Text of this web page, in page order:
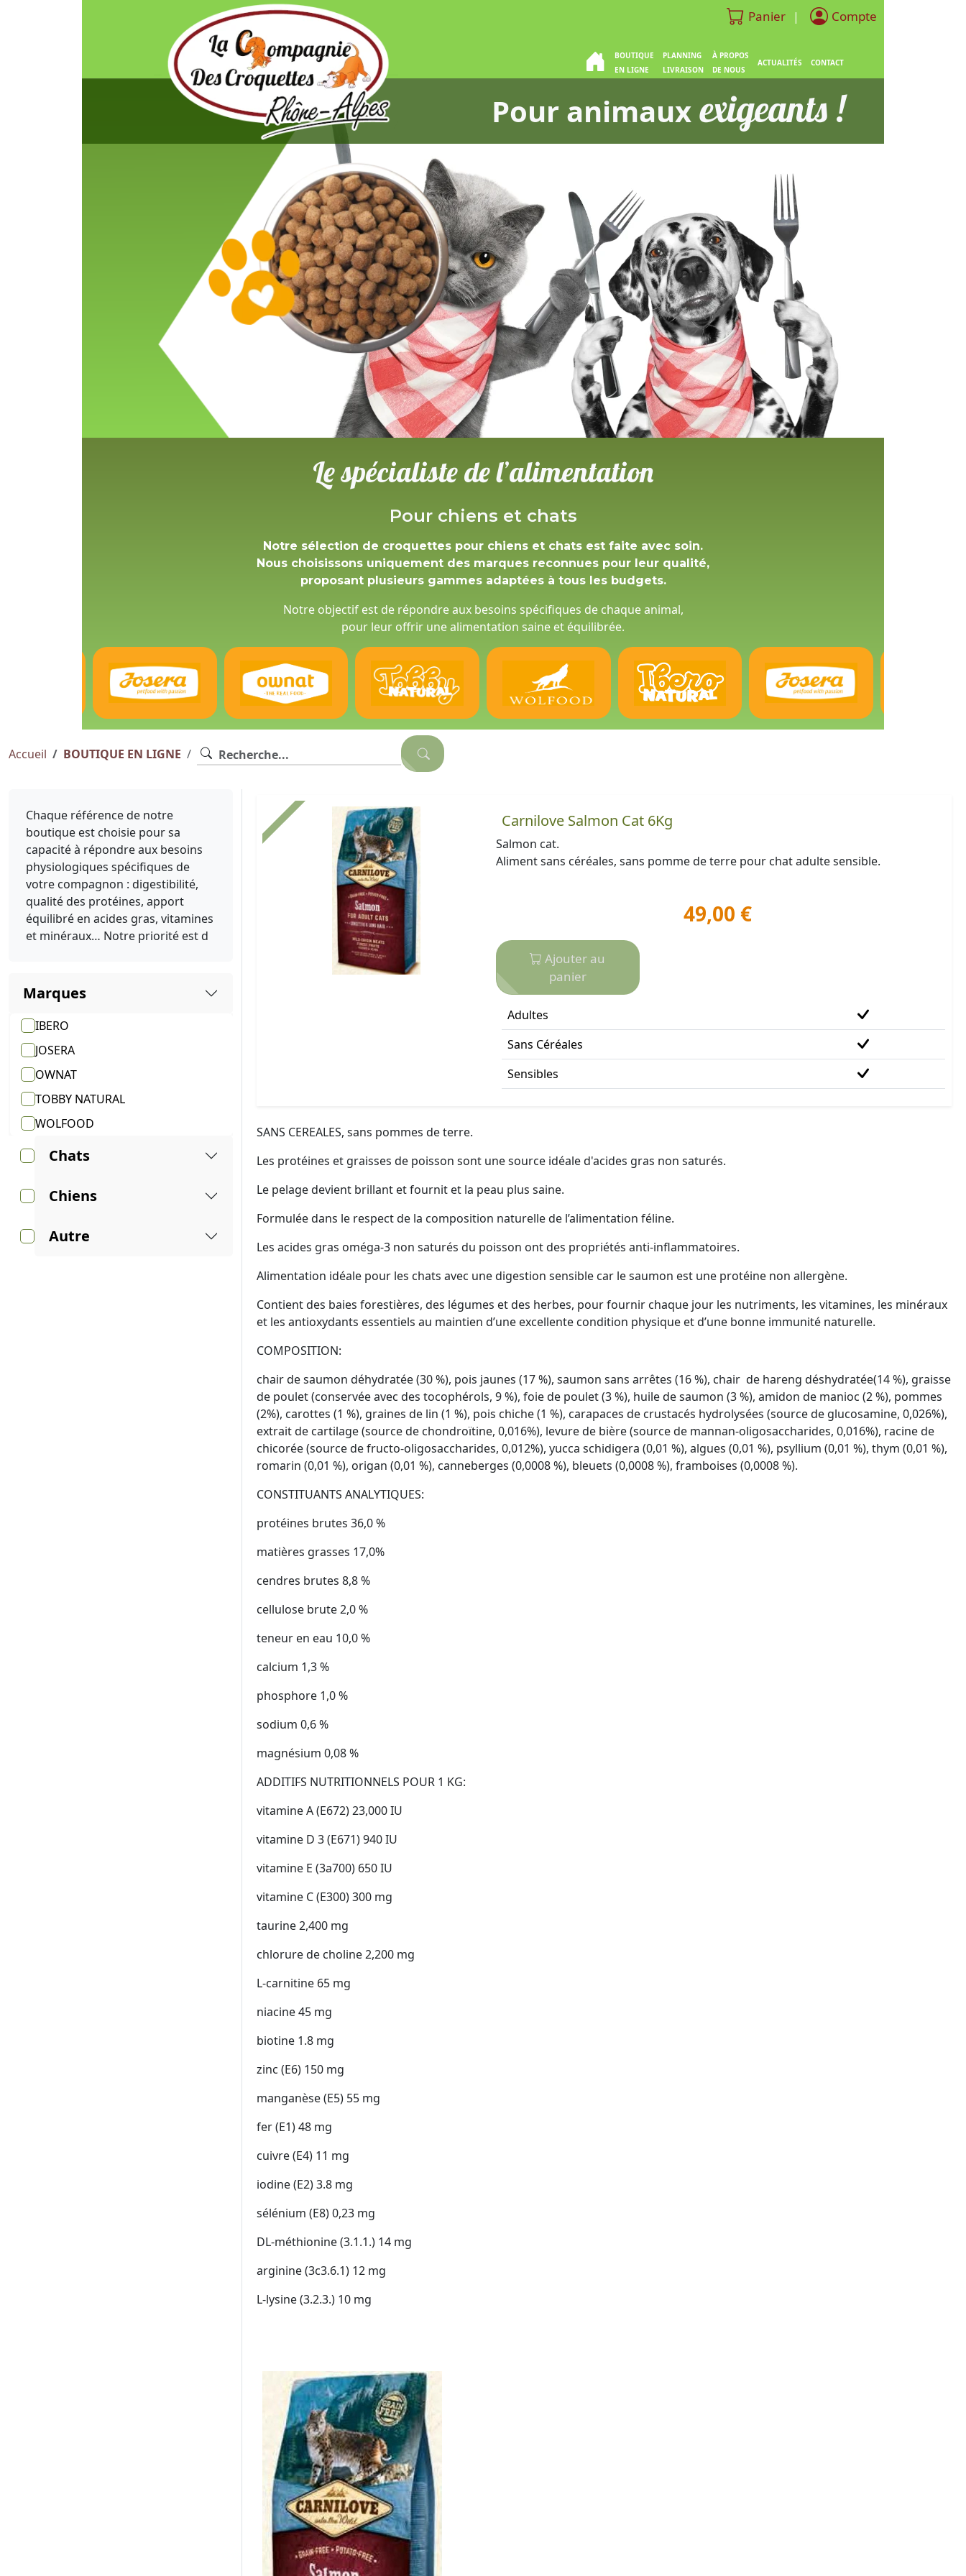
Panier | Compte
BOUTIQUE
EN LIGNE
PLANNING
LIVRAISON
À PROPOS
DE NOUS
ACTUALITÉS CONTACT
Pour animaux exigeants !
Le spécialiste de l’alimentation
Pour chiens et chats
Notre sélection de croquettes pour chiens et chats est faite avec soin.
Nous choisissons uniquement des marques reconnues pour leur qualité,
proposant plusieurs gammes adaptées à tous les budgets.
Notre objectif est de répondre aux besoins spécifiques de chaque animal,
pour leur offrir une alimentation saine et équilibrée.
Accueil BOUTIQUE EN LIGNE
Chaque référence de notre
boutique est choisie pour sa
capacité à répondre aux besoins
physiologiques spécifiques de
votre compagnon : digestibilité,
qualité des protéines, apport
équilibré en acides gras, vitamines
et minéraux… Notre priorité est d
Marques
IBERO
JOSERA
OWNAT
TOBBY NATURAL
WOLFOOD
Chats
Chiens
Autre
Carnilove Salmon Cat 6Kg
Salmon cat.
Aliment sans céréales, sans pomme de terre pour chat adulte sensible.
49,00 €
Ajouter au
panier
Adultes
Sans Céréales
Sensibles
SANS CEREALES, sans pommes de terre.
Les protéines et graisses de poisson sont une source idéale d'acides gras non saturés.
Le pelage devient brillant et fournit et la peau plus saine.
Formulée dans le respect de la composition naturelle de l’alimentation féline.
Les acides gras oméga-3 non saturés du poisson ont des propriétés anti-inﬂammatoires.
Alimentation idéale pour les chats avec une digestion sensible car le saumon est une protéine non allergène.
Contient des baies forestières, des légumes et des herbes, pour fournir chaque jour les nutriments, les vitamines, les minéraux
et les antioxydants essentiels au maintien d’une excellente condition physique et d’une bonne immunité naturelle.
COMPOSITION:
chair de saumon déhydratée (30 %), pois jaunes (17 %), saumon sans arrêtes (16 %), chair de hareng déshydratée(14 %), graisse
de poulet (conservée avec des tocophérols, 9 %), foie de poulet (3 %), huile de saumon (3 %), amidon de manioc (2 %), pommes
(2%), carottes (1 %), graines de lin (1 %), pois chiche (1 %), carapaces de crustacés hydrolysées (source de glucosamine, 0,026%),
extrait de cartilage (source de chondroïtine, 0,016%), levure de bière (source de mannan-oligosaccharides, 0,016%), racine de
chicorée (source de fructo-oligosaccharides, 0,012%), yucca schidigera (0,01 %), algues (0,01 %), psyllium (0,01 %), thym (0,01 %),
romarin (0,01 %), origan (0,01 %), canneberges (0,0008 %), bleuets (0,0008 %), framboises (0,0008 %).
CONSTITUANTS ANALYTIQUES:
protéines brutes 36,0 %
matières grasses 17,0%
cendres brutes 8,8 %
cellulose brute 2,0 %
teneur en eau 10,0 %
calcium 1,3 %
phosphore 1,0 %
sodium 0,6 %
magnésium 0,08 %
ADDITIFS NUTRITIONNELS POUR 1 KG:
vitamine A (E672) 23,000 IU
vitamine D 3 (E671) 940 IU
vitamine E (3a700) 650 IU
vitamine C (E300) 300 mg
taurine 2,400 mg
chlorure de choline 2,200 mg
L-carnitine 65 mg
niacine 45 mg
biotine 1.8 mg
zinc (E6) 150 mg
manganèse (E5) 55 mg
fer (E1) 48 mg
cuivre (E4) 11 mg
iodine (E2) 3.8 mg
sélénium (E8) 0,23 mg
DL-méthionine (3.1.1.) 14 mg
arginine (3c3.6.1) 12 mg
L-lysine (3.2.3.) 10 mg